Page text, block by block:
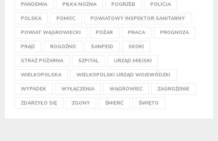
PANDEMIA PIŁKA NOŻNA POGRZEB POLICJA
POLSKA POMOC POWIATOWY INSPEKTOR SANITARNY
POWIAT WĄGROWIECKI POŻAR PRACA PROGNOZA
PRĄD ROGOŹNO SANPEID SKOKI
STRAŻ POŻARNA SZPITAL URZĄD MIEJSKI
WIELKOPOLSKA WIELKOPOLSKI URZĄD WOJEWÓDZKI
WYPADEK WYŁĄCZENIA WĄGROWIEC ZAGROŻENIE
ZDARZYŁO SIĘ ZGONY ŚMIERĆ ŚWIĘTO